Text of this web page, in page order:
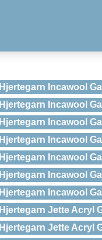
Hjertegarn Incawool
Hjertegarn Incawool
Hjertegarn Incawool
Hjertegarn Incawool
Hjertegarn Incawool
Hjertegarn Incawool
Hjertegarn Incawool
Hjertegarn Jette Acryl
Hjertegarn Jette Acryl